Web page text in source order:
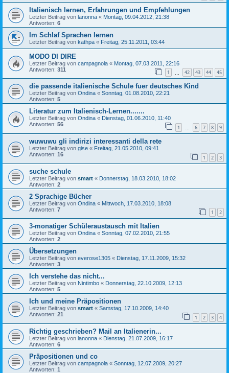
Italienisch lernen, Erfahrungen und Empfehlungen
Letzter Beitrag von lanonna « Montag, 09.04.2012, 21:38
Antworten: 6
Im Schlaf Sprachen lernen
Letzter Beitrag von kathpa « Freitag, 25.11.2011, 03:44
MODO DI DIRE
Letzter Beitrag von campagnola « Montag, 07.03.2011, 22:16
Antworten: 311 1 42 43 44 45
die passende italienische Schule fuer deutsches Kind
Letzter Beitrag von Ondina « Sonntag, 01.08.2010, 22:21
Antworten: 5
Literatur zum Italienisch-Lernen.......
Letzter Beitrag von Ondina « Dienstag, 01.06.2010, 11:40
Antworten: 56 1 … 6 7 8 9
wuwuwu gli indirizi interessanti della rete
Letzter Beitrag von gise « Freitag, 21.05.2010, 09:41
Antworten: 16 1 2 3
suche schule
Letzter Beitrag von smart « Donnerstag, 18.03.2010, 18:02
Antworten: 2
2 Sprachige Bücher
Letzter Beitrag von Ondina « Mittwoch, 17.03.2010, 18:08
Antworten: 7 1 2
3-monatiger Schüleraustausch mit Italien
Letzter Beitrag von Ondina « Sonntag, 07.02.2010, 21:55
Antworten: 2
Übersetzungen
Letzter Beitrag von everose1305 « Dienstag, 17.11.2009, 15:32
Antworten: 3
Ich verstehe das nicht...
Letzter Beitrag von Nintimbo « Donnerstag, 22.10.2009, 12:13
Antworten: 5
Ich und meine Präpositionen
Letzter Beitrag von smart « Samstag, 17.10.2009, 14:40
Antworten: 21 1 2 3 4
Richtig geschrieben? Mail an Italienerin...
Letzter Beitrag von lanonna « Dienstag, 21.07.2009, 16:17
Antworten: 6
Präpositionen und co
Letzter Beitrag von campagnola « Sonntag, 12.07.2009, 20:27
Antworten: 1